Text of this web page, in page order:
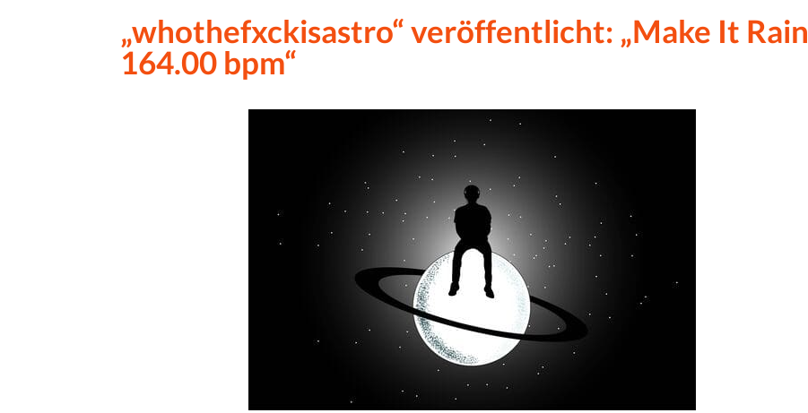
„whothefxckisastro“ veröffentlicht: „Make It Rain
164.00 bpm“